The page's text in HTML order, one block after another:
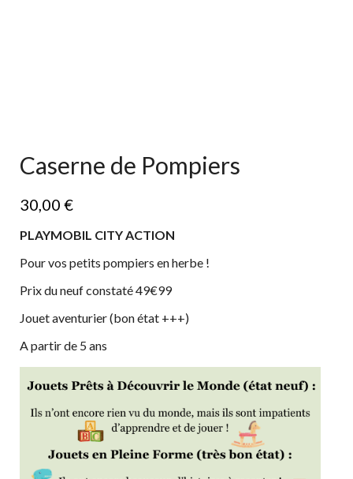
Caserne de Pompiers
30,00 €
PLAYMOBIL CITY ACTION
Pour vos petits pompiers en herbe !
Prix du neuf constaté 49€99
Jouet aventurier (bon état +++)
A partir de 5 ans